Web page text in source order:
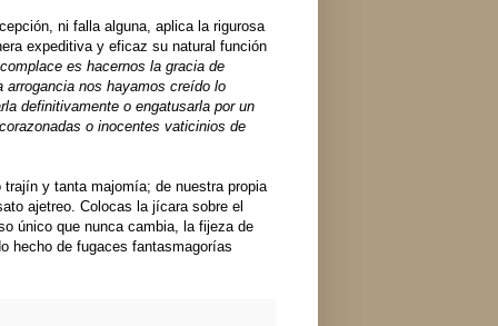
ni falla alguna, aplica la rigurosa
expeditiva y eficaz su natural función
es hacernos la gracia de
arrogancia nos hayamos creído lo
definitivamente o engatusarla por un
o inocentes vaticinios de
y tanta majomía; de nuestra propia
ajetreo. Colocas la jícara sobre el
único que nunca cambia, la fijeza de
hecho de fugaces fantasmagorías